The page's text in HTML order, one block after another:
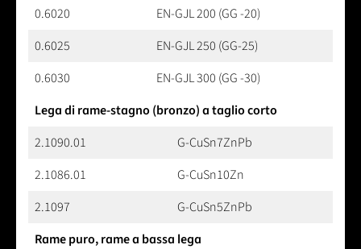
0.6020
EN-GJL 200 (GG -20)
0.6025
EN-GJL 250 (GG-25)
0.6030
EN-GJL 300 (GG -30)
Lega di rame-stagno (bronzo) a taglio corto
2.1090.01
G-CuSn7ZnPb
2.1086.01
G-CuSn10Zn
2.1097
G-CuSn5ZnPb
Rame puro, rame a bassa lega